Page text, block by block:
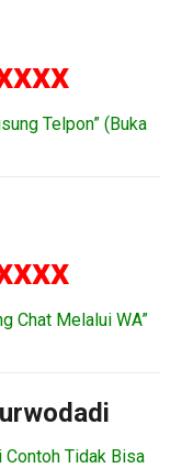
Telpon” (Buka
Chat Melalui WA”
Contoh Tidak Bisa